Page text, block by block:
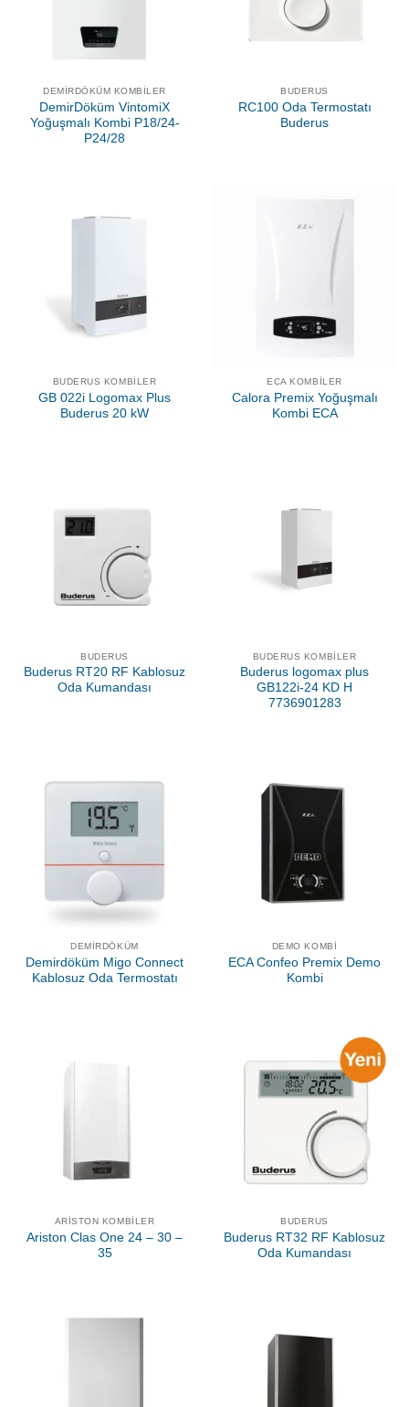
DEMIRDÖKÜM KOMBILER
DemirDöküm VintomiX
Yoğuşmalı Kombi P18/24-
P24/28
BUDERUS
RC100 Oda Termostatı
Buderus
BUDERUS KOMBILER
GB 022i Logomax Plus
Buderus 20 kW
ECA KOMBILER
Calora Premix Yoğuşmalı
Kombi ECA
BUDERUS
Buderus RT20 RF Kablosuz
Oda Kumandası
BUDERUS KOMBILER
Buderus logomax plus
GB122i-24 KD H
7736901283
DEMIRDÖKÜM
Demirdöküm Migo Connect
Kablosuz Oda Termostatı
DEMO KOMBI
ECA Confeo Premix Demo
Kombi
ARISTON KOMBILER
Ariston Clas One 24 – 30 –
35
BUDERUS
Buderus RT32 RF Kablosuz
Oda Kumandası